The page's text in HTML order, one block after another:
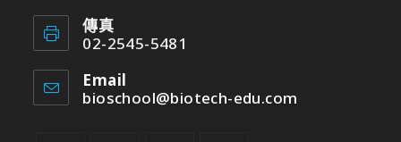
傳真
02-2545-5481
Email
bioschool@biotech-edu.com